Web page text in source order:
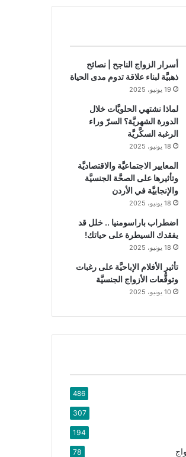
أسرار الزواج الناجح | نصائح
ذهبيَّة لبناء علاقة تدوم مدى الحياة
19 يونيو، 2025
لماذا نشتهي الحلويَّات خلال
الدورة الشهريَّة؟ السرّ وراء
الرغبة السكَّريَّة
18 يونيو، 2025
المعايير الاجتماعيَّة والاقتصاديَّة
وتأثيرها على الصحَّة الجنسيَّة
والإنجابيَّة في الأردن
18 يونيو، 2025
اضطراب باراسومنيا .. خلل قد
يفقدك السيطرة على حياتك!
18 يونيو، 2025
تأثير الأفلام الإباحيَّة على رغبات
وتوقُّعات الأزواج الجنسيَّة
10 يونيو، 2025
486
307
194
78